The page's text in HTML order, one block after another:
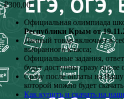
₽300,00
Официальная олимпиада
Республики Крым от
Данный товар включает в
выбранного класса;
Официальные задания,
будут доступны сразу после
Сразу после оплаты на
которой можно будет
Как купить и скачать на